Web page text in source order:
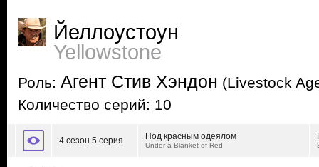
Йеллоустоун
Yellowstone
Роль: Агент Стив Хэндон (Livestock
Количество серий: 10
4 сезон 5 серия Под красным одеялом
Under a Blanket of Red